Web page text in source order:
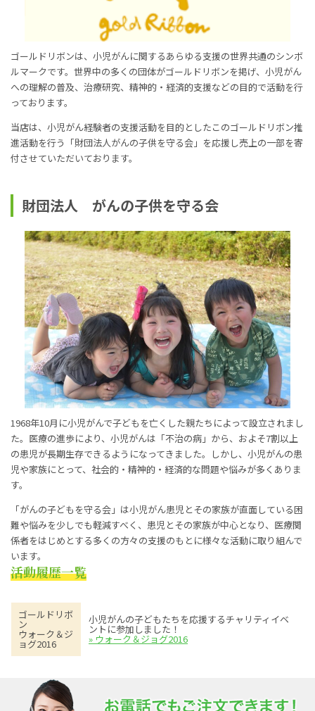
ゴールドリボンは、小児がんに関するあらゆる支援の世界共通のシンボ
ルマークです。世界中の多くの団体がゴールドリボンを掲げ、小児がん
への理解の普及、治療研究、精神的・経済的支援などの目的で活動を行
っております。
当店は、小児がん経験者の支援活動を目的としたこのゴールドリボン推
進活動を行う「財団法人がんの子供を守る会」を応援し売上の一部を寄
付させていただいております。
財団法人 がんの子供を守る会
1968年10月に小児がんで子どもを亡くした親たちによって設立されまし
た。医療の進歩により、小児がんは「不治の病」から、およそ7割以上
の患児が長期生存できるようになってきました。しかし、小児がんの患
児や家族にとって、社会的・精神的・経済的な問題や悩みが多くありま
す。
「がんの子どもを守る会」は小児がん患児とその家族が直面している困
難や悩みを少しでも軽減すべく、患児とその家族が中心となり、医療関
係者をはじめとする多くの方々の支援のもとに様々な活動に取り組んで
います。
活動履歴一覧
ゴールドリボ
ン
ウォーク＆ジ
ョグ2016
小児がんの子どもたちを応援するチャリティイベ
ントに参加しました！
» ウォーク＆ジョグ2016